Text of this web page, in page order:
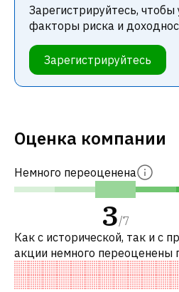
Зарегистрируйтесь, чтобы
факторы риска и
Зарегистрируйтесь
Оценка компании
Немного переоценена
3/7
Как с исторической, так и с
акции немного переоценены
аналогичными акциями. В
переоценена по EV/EBITDA.